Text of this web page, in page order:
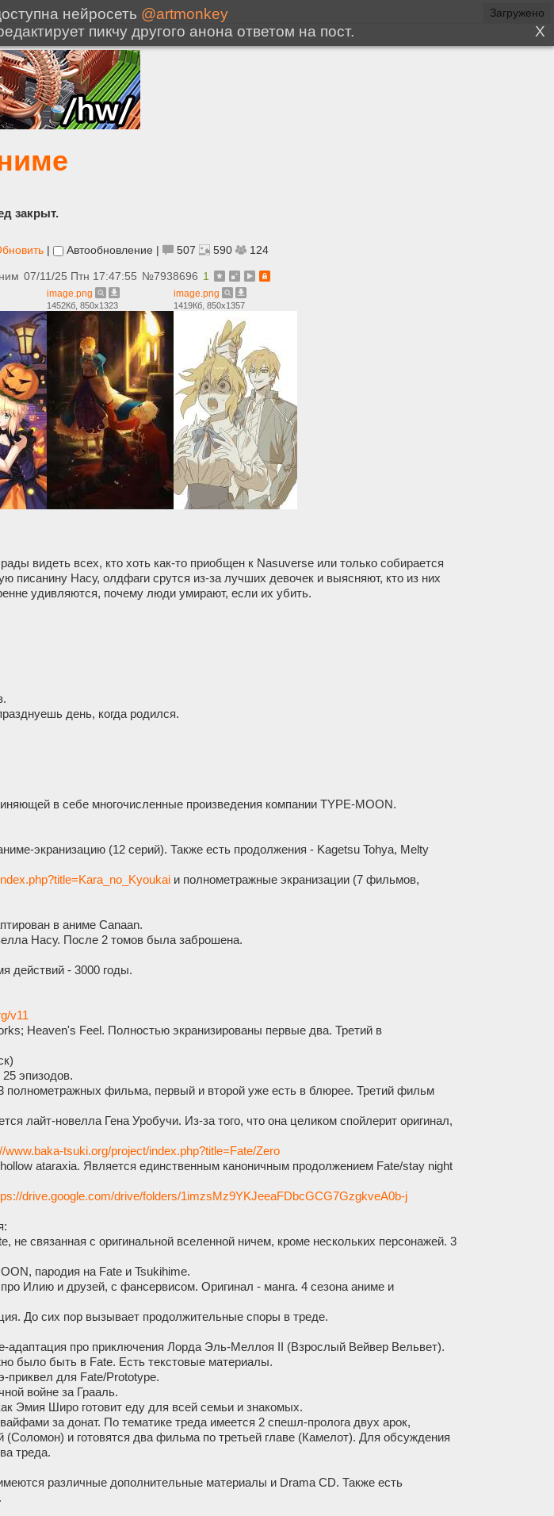
закрыт.
Автообновление 507 590 124
07/11/25 Птн 17:47:55 №7938696 1
image.png
1452Кб, 850x1323
image.png
1419Кб, 850x1357
видеть всех, кто хоть как-то приобщен к Nasuverse или только собирается
писанину Насу, олдфаги срутся из-за лучших девочек и выясняют, кто из них
удивляются, почему люди умирают, если их убить.
день, когда родился.
в себе многочисленные произведения компании TYPE-MOON.
экранизацию (12 серий). Также есть продолжения - Kagetsu Tohya, Melty
и полнометражные экранизации (7 фильмов,
в аниме Canaan.
Насу. После 2 томов была заброшена.
действий - 3000 годы.
v11
Heaven's Feel. Полностью экранизированы первые два. Третий в
эпизодов.
полнометражных фильма, первый и второй уже есть в блюрее. Третий фильм
лайт-новелла Гена Уробучи. Из-за того, что она целиком спойлерит оригинал,
www.baka-tsuki.org/project/index.php?title=Fate/Zero
ataraxia. Является единственным каноничным продолжением Fate/stay night
drive.google.com/drive/folders/1imzsMz9YKJeeaFDbcGCG7GzgkveA0b-j
не связанная с оригинальной вселенной ничем, кроме нескольких персонажей. 3
пародия на Fate и Tsukihime.
Илию и друзей, с фансервисом. Оригинал - манга. 4 сезона аниме и
До сих пор вызывает продолжительные споры в треде.
адаптация про приключения Лорда Эль-Меллоя II (Взрослый Вейвер Вельвет).
было быть в Fate. Есть текстовые материалы.
приквел для Fate/Prototype.
войне за Грааль.
Эмия Широ готовит еду для всей семьи и знакомых.
за донат. По тематике треда имеется 2 спешл-пролога двух арок,
(Соломон) и готовятся два фильма по третьей главе (Камелот). Для обсуждения
треда.
различные дополнительные материалы и Drama CD. Также есть